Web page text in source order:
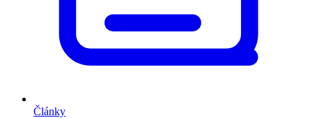
Články